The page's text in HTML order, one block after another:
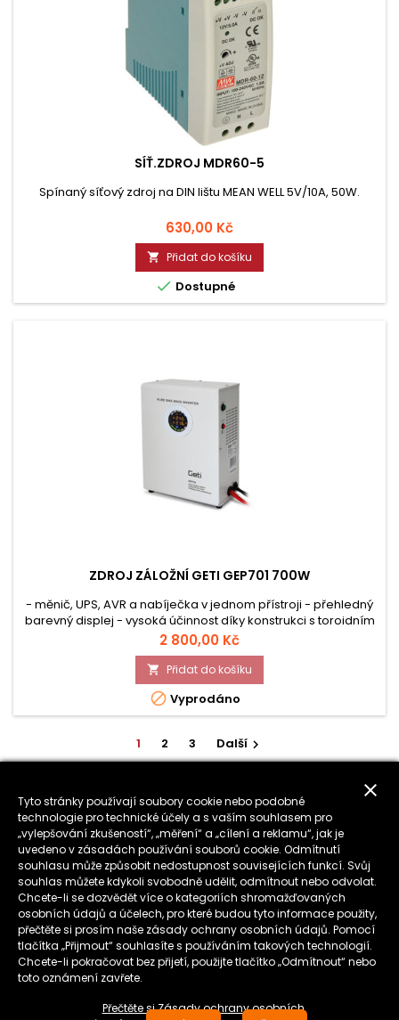
SÍŤ.ZDROJ MDR60-5
Spínaný síťový zdroj na DIN lištu MEAN WELL 5V/10A, 50W.
Cena
630,00 Kč
 Přidat do košíku
 Dostupné
ZDROJ ZÁLOŽNÍ GETI GEP701 700W
- měnič, UPS, AVR a nabíječka v jednom přístroji - přehledný
barevný displej - vysoká účinnost díky konstrukci s toroidním
transformátorem - vysoký nabíje
Cena
2 800,00 Kč
 Přidat do košíku
 Vyprodáno
1 2 3 Další

PRODUKTY
NAŠE SPOLEČNOST
VÁŠ ÚČET 
KONTAKT
close
Tyto stránky používají soubory cookie nebo podobné
technologie pro technické účely a s vaším souhlasem pro
„vylepšování zkušeností“, „měření“ a „cílení a reklamu“, jak je
uvedeno v zásadách používání souborů cookie. Odmítnutí
souhlasu může způsobit nedostupnost souvisejících funkcí. Svůj
souhlas můžete kdykoli svobodně udělit, odmítnout nebo odvolat.
Chcete-li se dozvědět více o kategoriích shromažďovaných
osobních údajů a účelech, pro které budou tyto informace použity,
přečtěte si prosím naše zásady ochrany osobních údajů. Pomocí
tlačítka „Přijmout“ souhlasíte s používáním takových technologií.
Chcete-li pokračovat bez přijetí, použijte tlačítko „Odmítnout“ nebo
toto oznámení zavřete.
Přečtěte si Zásady ochrany osobních